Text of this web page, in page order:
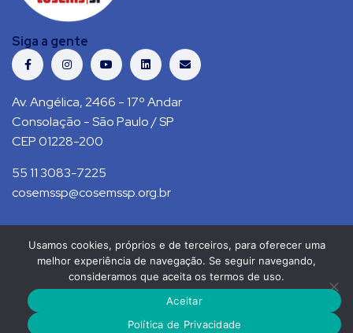
Siga a gente
Av. Angélica, 2466 - 17º Andar
Consolação - São Paulo / SP
CEP 01228-200
55 11 3083-7225
cosemssp@cosemssp.org.br
Política de Privacidade Contato
COSEMS/SP © 2021. Todos direitos reservados.
RS Press
Usamos cookies, próprios e de terceiros, para oferecer uma
melhor experiência de navegação. Se seguir navegando,
consideramos que aceita os termos de uso.
Aceitar
Política de Privacidade